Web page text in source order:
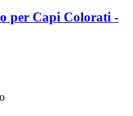
per Capi Colorati -​